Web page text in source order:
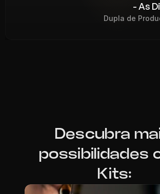
- As
Dupla de
Descubra
possibilidades
Kits: